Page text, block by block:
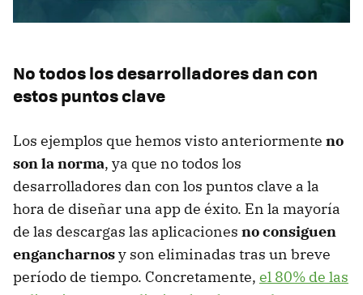
No todos los desarrolladores dan con
estos puntos clave
Los ejemplos que hemos visto anteriormente no
son la norma, ya que no todos los
desarrolladores dan con los puntos clave a la
hora de diseñar una app de éxito. En la mayoría
de las descargas las aplicaciones no consiguen
engancharnosy son eliminadas tras un breve
período de tiempo. Concretamente, el 80% de las